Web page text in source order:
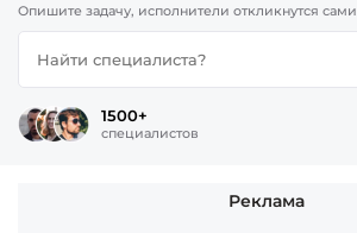
Опишите задачу, исполнители откликнутся сами
1500+
специалистов
Реклама